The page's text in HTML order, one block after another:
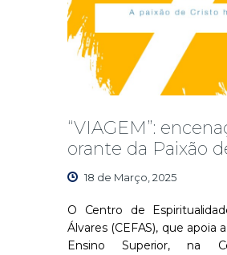
“VIAGEM”:
orante da Paixão
18 de Março, 2025
O Centro de
Álvares (CEFAS), que apoia
Ensino Superior, na